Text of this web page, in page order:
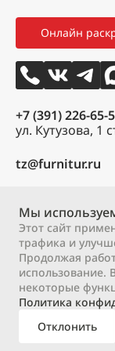
3D тур
Как оформить
Вакансии
Контакты
Мои заказы
Избранное
Онлайн
+7 (391) 226-65-
ул. Кутузова, 1
tz@furnitur.ru
Сб:
9:00 –
Вс:
2000 – 2026 ©
Политика
Мы
Этот сайт
трафика и
Продолжая
использование.
некоторые
Политика
Отклонить